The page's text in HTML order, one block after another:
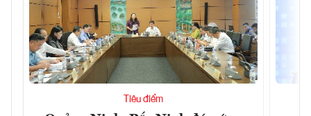
Tiêu điểm